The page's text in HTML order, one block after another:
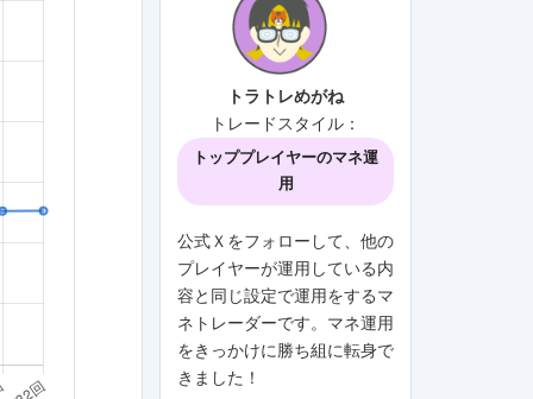
トラトレめがね
トレードスタイル：
トッププレイヤーのマネ運
用
公式Ｘをフォローして、他の
プレイヤーが運用している内
容と同じ設定で運用をするマ
ネトレーダーです。マネ運用
をきっかけに勝ち組に転身で
きました！